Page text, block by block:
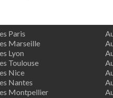
Paris
Marseille
Lyon
Toulouse
Nice
Nantes
Montpellier